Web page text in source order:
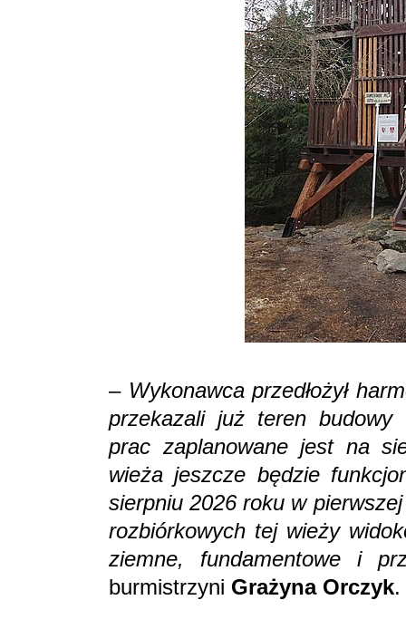
– Wykonawca przedłożył
przekazali już teren budowy
prac zaplanowane jest na
wieża jeszcze będzie
sierpniu 2026 roku w
rozbiórkowych tej wieży
ziemne, fundamentowe i
burmistrzyni Grażyna Orczyk.